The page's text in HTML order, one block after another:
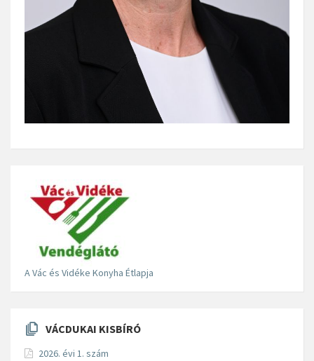
A Vác és Vidéke Konyha Étlapja
VÁCDUKAI KISBÍRÓ
2026. évi 1. szám